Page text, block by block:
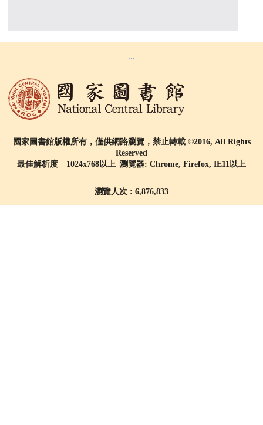
:::
國家圖書館版權所有，僅供網路瀏覽，禁止轉載 ©2016, All Rights
Reserved
最佳解析度 1024x768以上 |瀏覽器: Chrome, Firefox, IE11以上
瀏覽人次 : 6,876,833